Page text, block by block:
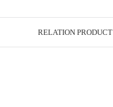
RELATION PRODUCT